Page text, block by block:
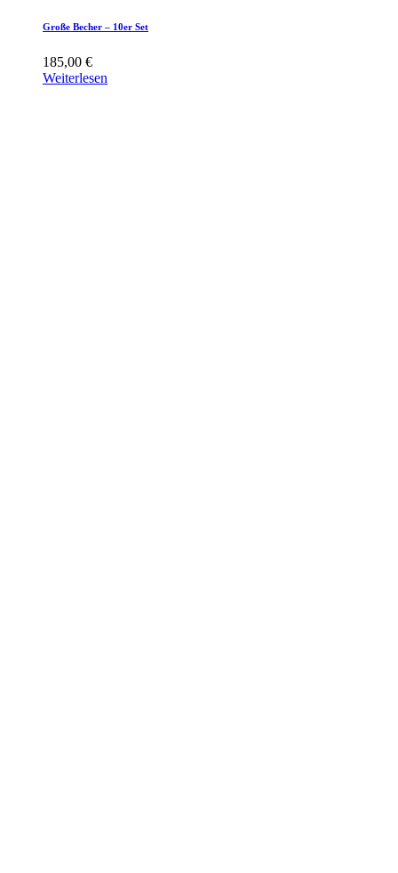
Große Becher – 10er Set
185,00 €
Weiterlesen